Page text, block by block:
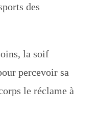
des
la soif
percevoir sa
le réclame à